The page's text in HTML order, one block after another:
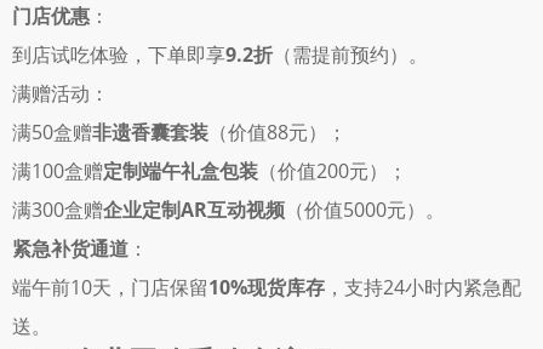
门店优惠 ：
到店试吃体验，下单即享9.2折 （需提前预约）。
满赠活动：
满50盒赠非遗香囊套装 （价值88元）；
满100盒赠定制端午礼盒包装 （价值200元）；
满300盒赠企业定制AR互动视频 （价值5000元）。
紧急补货通道 ：
端午前10天，门店保留10%现货库存 ，支持24小时内紧急配
送。